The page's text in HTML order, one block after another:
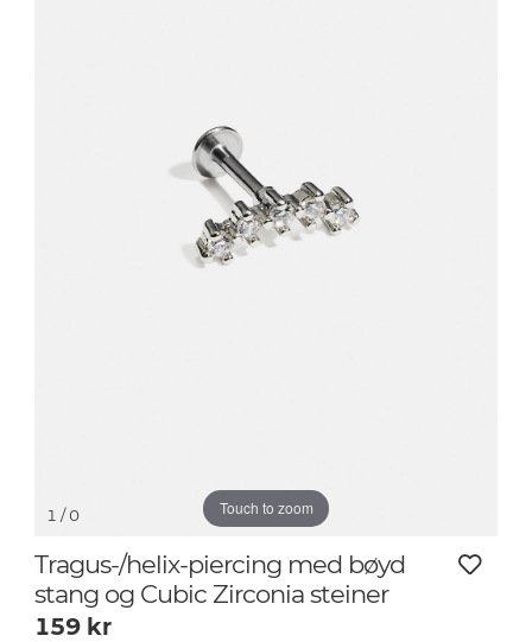
Touch to zoom
1 / 0
Tragus-/helix-piercing med bøyd
stang og Cubic Zirconia steiner
159 kr